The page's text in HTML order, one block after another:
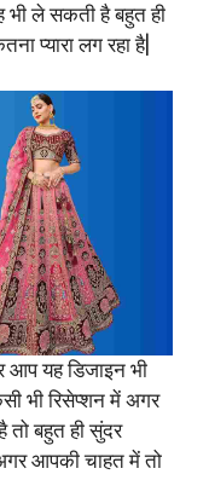
भी ले सकती है बहुत ही
प्यारा लग रहा है|
आप यह डिजाइन भी
भी रिसेप्शन में अगर
बहुत ही सुंदर
अगर आपकी चाहत में तो